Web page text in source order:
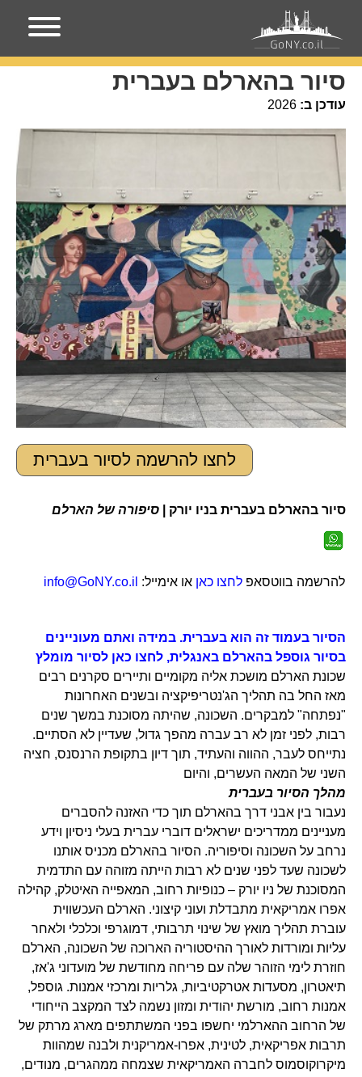
עמוד הבית מקומות בניו-יורק
סיור בהארלם בעברית
עודכן ב: 2026
לחצו להרשמה לסיור בעברית
סיור בהארלם בעברית בניו יורק | סיפורה של הארלם
להרשמה בווטסאפ לחצו כאן או אימייל: info@GoNY.co.il
הסיור בעמוד זה הוא בעברית. במידה ואתם מעוניינים
בסיור גוספל בהארלם באנגלית, לחצו כאן לסיור מומלץ
שכונת הארלם מושכת אליה מקומיים ותיירים סקרנים רבים
מאז החל בה תהליך הג'נטריפיקציה ובשנים האחרונות
"נפתחה" למבקרים. השכונה, שהיתה מסוכנת במשך שנים
רבות, לפני זמן לא רב עברה מהפך גדול, שעדיין לא הסתיים.
נתייחס לעבר, ההווה והעתיד, תוך דיון בתקופת הרנסנס, חציה
השני של המאה העשרים, והיום
מהלך הסיור בעברית
נעבור בין אבני דרך בהארלם תוך כדי האזנה להסברים
מעניינים ממדריכים ישראלים דוברי עברית בעלי ניסיון וידע
נרחב על השכונה וסיפוריה. הסיור בהארלם מכניס אותנו
לשכונה שעד לפני שנים לא רבות הייתה מזוהה עם התדמית
המסוכנת של ניו יורק – כנופיות רחוב, המאפייה האיטלק, קהילה
אפרו אמריקאית מתבדלת ועוני קיצוני. הארלם העכשווית
עוברת תהליך מואץ של שינוי תרבותי, דמוגרפי וכלכלי ולאחר
עליות ומורדות לאורך ההיסטוריה הארוכה של השכונה, הארלם
חוזרת לימי הזוהר שלה עם פריחה מחודשת של מועדוני ג'אז,
תיאטרון, מסעדות אטרקטיביות, גלריות ומרכזי אמנות. גוספל,
אמנות רחוב, מורשת יהודית ומזון נשמה לצד המקצב הייחודי
של הרחוב ההארלמי יחשפו בפני המשתתפים מארג מרתק של
תרבות אפריקאית, לטינית, אפרו-אמריקנית ולבנה שמהוות
מיקרוקוסמוס לחברה האמריקאית שצמחה ממהגרים, מנודים,